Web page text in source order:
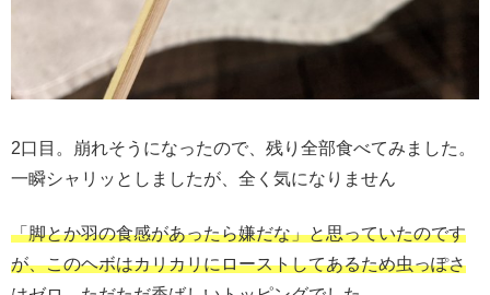
2口目。崩れそうになったので、残り全部食べてみました。
一瞬シャリッとしましたが、全く気になりません
「脚とか羽の食感があったら嫌だな」と思っていたのです
が、このヘボはカリカリにローストしてあるため虫っぽさ